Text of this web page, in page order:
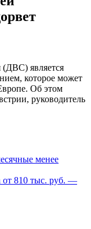
(ДВС) является
которое может
Об этом
руководитель
менее
от 810 тыс. руб. —